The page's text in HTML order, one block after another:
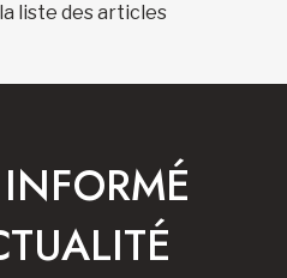
liste des articles